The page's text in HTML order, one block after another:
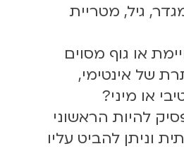
גיל, מטריית
או גוף מסוים
של אינטימי,
או מיני?
להיות הראשוני
וניתן להביט עליו